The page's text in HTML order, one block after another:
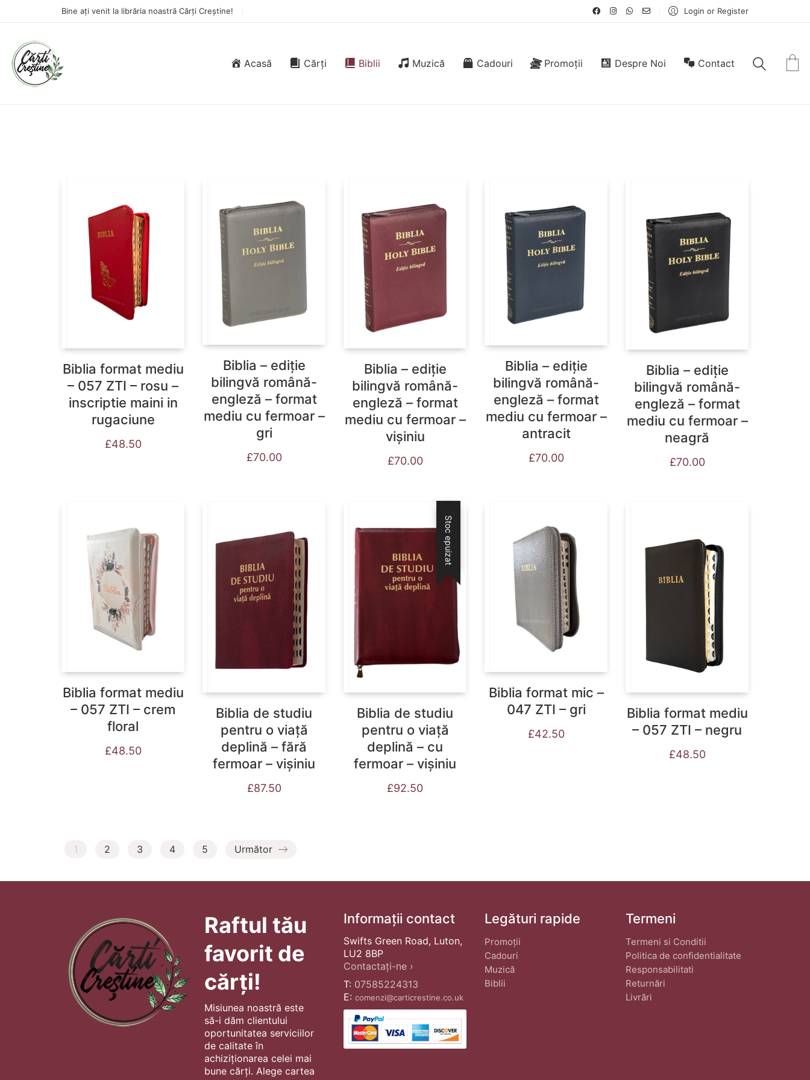
Bine ați venit la librăria noastră Cărți Creștine! Login or Register
Acasă Cărți Biblii Muzică Cadouri Promoții Despre Noi Contact
Biblia format mediu
– 057 ZTI – rosu –
inscriptie maini in
rugaciune
£48.50
Biblia – ediție
bilingvă română-
engleză – format
mediu cu fermoar –
gri
£70.00
Biblia – ediție
bilingvă română-
engleză – format
mediu cu fermoar –
vișiniu
£70.00
Biblia – ediție
bilingvă română-
engleză – format
mediu cu fermoar –
antracit
£70.00
Biblia – ediție
bilingvă română-
engleză – format
mediu cu fermoar –
neagră
£70.00
Biblia format mediu
– 057 ZTI – crem
floral
£48.50
Biblia de studiu
pentru o viață
deplină – fără
fermoar – vișiniu
£87.50
Stoc epuizat
Biblia de studiu
pentru o viață
deplină – cu
fermoar – vișiniu
£92.50
Biblia format mic –
047 ZTI – gri
£42.50
Biblia format mediu
– 057 ZTI – negru
£48.50
1 2 3 4 5 Următor
Raftul tău
favorit de
cărți!
Misiunea noastră este
să-i dăm clientului
oportunitatea serviciilor
de calitate în
achiziționarea celei mai
bune cărți. Alege cartea
Informații contact
Swifts Green Road, Luton,
LU2 8BP
Contactați-ne ›
T: 07585224313
E: comenzi@carticrestine.co.uk
Legături rapide
Promoții
Cadouri
Muzică
Biblii
Termeni
Termeni si Conditii
Politica de confidentialitate
Responsabilitati
Returnări
Livrări